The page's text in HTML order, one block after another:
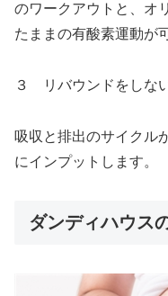
のワークアウトと、オ
たままの有酸素運動が
３ リバウンドをしな
吸収と排出のサイクル
にインプットします。
ダンディハウス